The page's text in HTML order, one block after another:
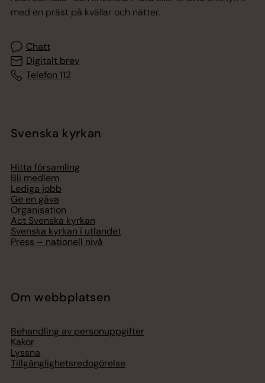
med en präst på kvällar och nätter.
Chatt
Digitalt brev
Telefon 112
Svenska kyrkan
Hitta församling
Bli medlem
Lediga jobb
Ge en gåva
Organisation
Act Svenska kyrkan
Svenska kyrkan i utlandet
Press – nationell nivå
Om webbplatsen
Behandling av personuppgifter
Kakor
Lyssna
Tillgänglighetsredogörelse